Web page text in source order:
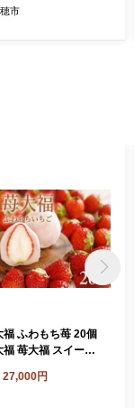
の米 国産 岐阜県 瑞
市
福 ふわもち苺 20個
福 苺大福 スイーツ
フルーツ大福 美濃
27,000円